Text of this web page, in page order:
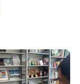
からこそライズは、
手頃価格にこだわり